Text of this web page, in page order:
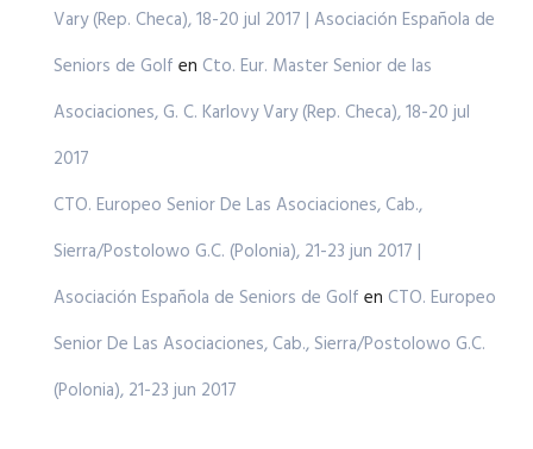
Vary (Rep. Checa), 18-20 jul 2017 | Asociación Española de
Seniors de Golf en Cto. Eur. Master Senior de las
Asociaciones, G. C. Karlovy Vary (Rep. Checa), 18-20 jul
2017
CTO. Europeo Senior De Las Asociaciones, Cab.,
Sierra/Postolowo G.C. (Polonia), 21-23 jun 2017 |
Asociación Española de Seniors de Golf en CTO. Europeo
Senior De Las Asociaciones, Cab., Sierra/Postolowo G.C.
(Polonia), 21-23 jun 2017